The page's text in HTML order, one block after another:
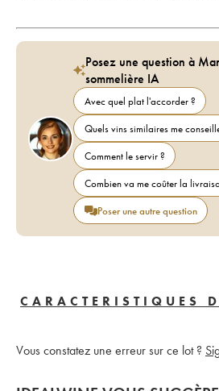
Posez une question à
sommelière IA
Avec quel plat l'accorder ?
Quels vins similaires me
Comment le servir ?
Combien va me coûter la
Poser une autre question
CARACTERISTIQUES
Vous constatez une erreur sur ce lot ?